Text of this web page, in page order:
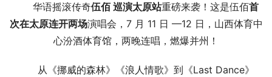
华语摇滚传奇伍佰 巡演太原站重磅来袭！这是伍佰首
次在太原连开两场演唱会，7 月 11 日 —12 日，山西体育中
心汾酒体育馆，两晚连唱，燃爆并州！
从《挪威的森林》《浪人情歌》到《Last Dance》